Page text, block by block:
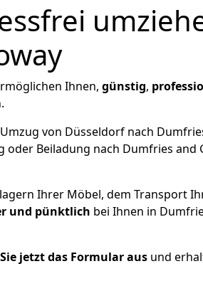
Ihnen, günstig,
von Düsseldorf nach
Beiladung nach Dumfries and
Ihrer Möbel, dem Transport
und pünktlich bei Ihnen in
jetzt das Formular aus und